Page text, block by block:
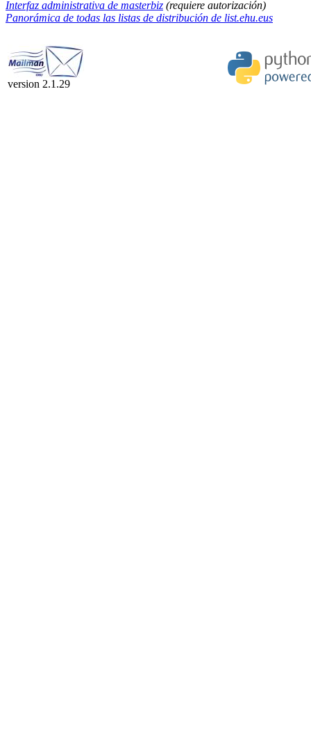
Interfaz administrativa de masterbiz (requiere autorización)
Panorámica de todas las listas de distribución de list.ehu.eus
version 2.1.29